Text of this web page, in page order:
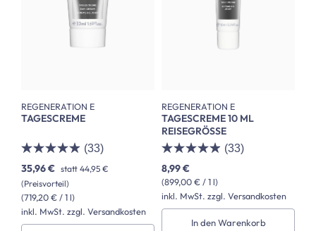
REGENERATION E
TAGESCREME
(33)
(719,20 € / 1 l)
35,96 € statt 44,95 €
(Preisvorteil)
inkl. MwSt. zzgl. Versandkosten
REGENERATION E
TAGESCREME 10 ML
REISEGRÖSSE
(33)
(899,00 € / 1 l)
8,99 €
inkl. MwSt. zzgl. Versandkosten
In den Warenkorb